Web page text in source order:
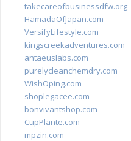
takecareofbusinessdfw.org
HamadaOfJapan.com
VersifyLifestyle.com
kingscreekadventures.com
antaeuslabs.com
purelycleanchemdry.com
WishOping.com
shoplegacee.com
bonvivantshop.com
CupPlante.com
mpzin.com